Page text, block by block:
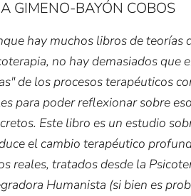
GIMENO-BAYÓN COBOS
hay muchos libros de teorías
no hay demasiados que
de los procesos terapéuticos
para poder reflexionar sobre
Este libro es un estudio
el cambio terapéutico
reales, tratados desde la
Humanista (si bien es